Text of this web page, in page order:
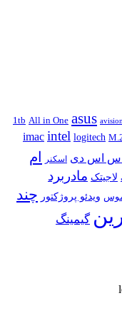
1tb All in One asus avision
imac intel logitech
اس اس دی اسکنر
ام
لاجیتک مادربرد
ویدئو پروژکتور چند
گیمینگ